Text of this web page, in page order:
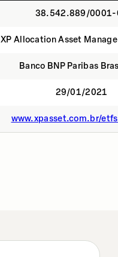
38.542.889/0001-
XP Allocation Asset
Banco BNP Paribas
29/01/2021
www.xpasset.com.br/